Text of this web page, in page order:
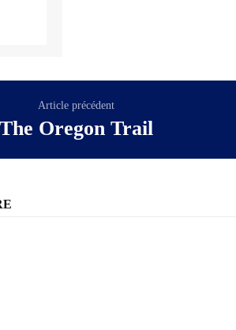
Article précédent
The Oregon Trail